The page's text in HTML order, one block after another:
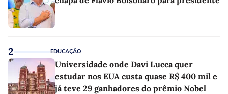
2 EDUCAÇÃO
Universidade onde Davi Lucca quer
estudar nos EUA custa quase R$ 400 mil e
já teve 29 ganhadores do prêmio Nobel